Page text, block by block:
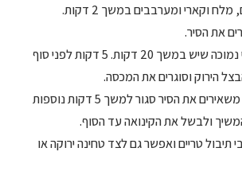
וקארי ומערבבים במשך 2 דקות.
את הסיר.
– מבשלים על אש הכי נמוכה שיש במשך 20 דקות. 5 דקות לפני סוף
הירוק וסוגרים את המכסה.
– לאחר סיום הבישול, משאירים את הסיר סגור למשך 5 דקות נוספות
ולבשל את הקינואה עד הסוף.
תיבול טריים ואפשר גם לצד טחינה ירוקה או